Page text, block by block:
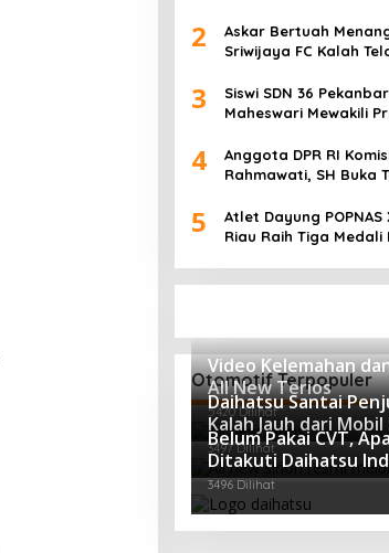
2
Askar Bertuah
Sriwijaya FC Kalah
3
Siswi SDN 36
Maheswari Mewakili
Senam Putri
4
Anggota DPR RI
Rahmawati, SH Buka
Wanita di Kalimantan
5
Atlet Dayung POPNAS
Riau Raih Tiga Medali
Otomotif Terpopuler
Video Kelemahan
All New Terios
5420 Dilihat
Daihatsu Santai
Kalah Jauh dari Mobil
3497 Dilihat
Belum Pakai CVT,
Ditakuti Daihatsu
3496 Dilihat